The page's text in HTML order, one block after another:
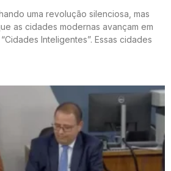
uma revolução silenciosa, mas
as cidades modernas avançam em
Inteligentes”. Essas cidades